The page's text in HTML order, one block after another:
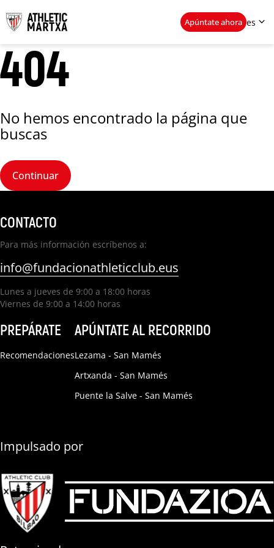
Inscríbete ya
Apúntate ahora es 
404
No hemos encontrado la página que
buscas
Continuar
CONTACTO
Para más información escríbenos a:
info@fundacionathleticclub.eus
Lunes a jueves de 9:00 a 18:00 horas
Viernes de 9:00 a 14:00 horas
PREPÁRATE
Recomendaciones
APÚNTATE AL RECORRIDO
Lezama - San Mamés
Artxanda - San Mamés
Puente la Salve - San Mamés
Impulsado por